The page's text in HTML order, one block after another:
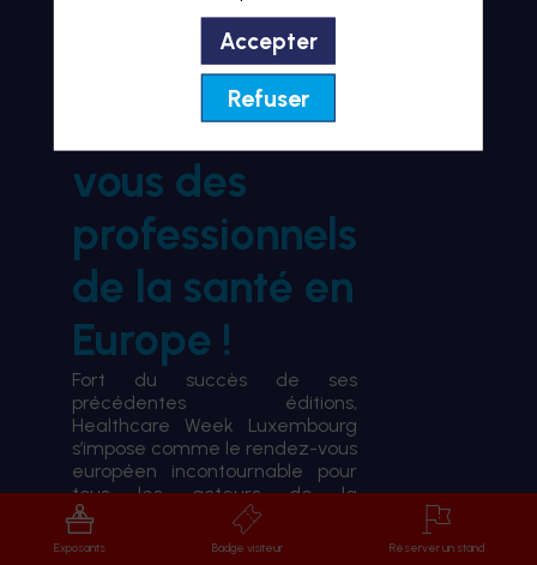
BIENVENUE À HWL26
le rendez-
vous des
professionnels
de la santé en
Europe !
Fort du succès de ses
précédentes éditions,
Healthcare Week Luxembourg
s’impose comme le rendez-vous
européen incontournable pour
tous les acteurs de la
transformation du système de
santé.
Exposants Badge visiteur Réserver un stand
Accepter
Refuser